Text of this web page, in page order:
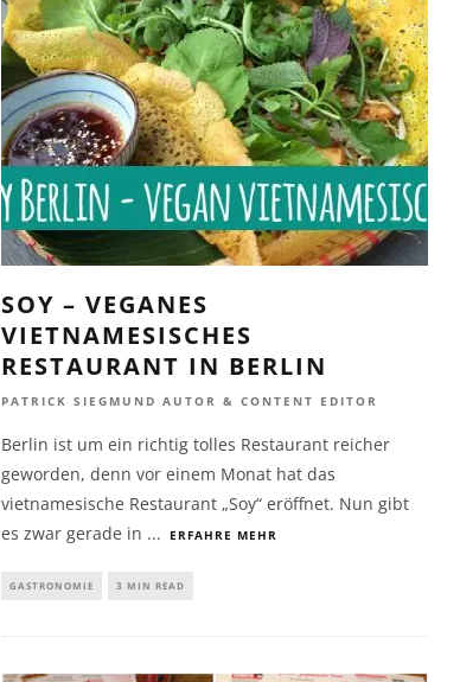
SOY – VEGANES
VIETNAMESISCHES
RESTAURANT IN BERLIN
PATRICK SIEGMUND AUTOR & CONTENT EDITOR
Berlin ist um ein richtig tolles Restaurant reicher
geworden, denn vor einem Monat hat das
vietnamesische Restaurant „Soy“ eröffnet. Nun gibt
es zwar gerade in ... ERFAHRE MEHR
GASTRONOMIE 3 MIN READ